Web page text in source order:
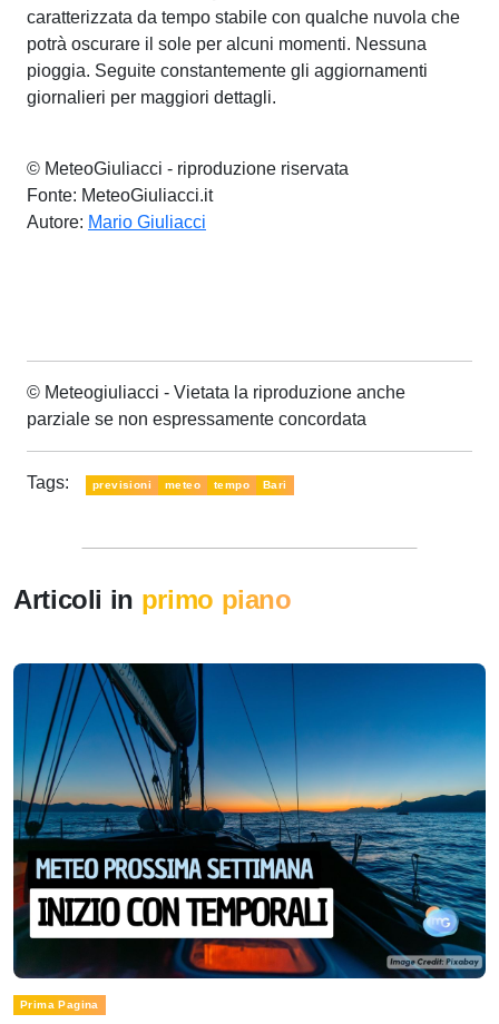
caratterizzata da tempo stabile con qualche nuvola che
potrà oscurare il sole per alcuni momenti. Nessuna
pioggia. Seguite constantemente gli aggiornamenti
giornalieri per maggiori dettagli.
© MeteoGiuliacci - riproduzione riservata
Fonte: MeteoGiuliacci.it
Autore: Mario Giuliacci
© Meteogiuliacci - Vietata la riproduzione anche
parziale se non espressamente concordata
Tags: previsioni meteo tempo Bari
Articoli in primo piano
Prima Pagina